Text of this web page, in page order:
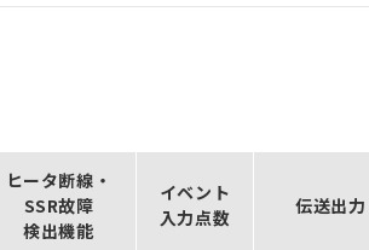
ヒータ断線・
SSR故障
検出機能
イベント
入力点数
伝送出力